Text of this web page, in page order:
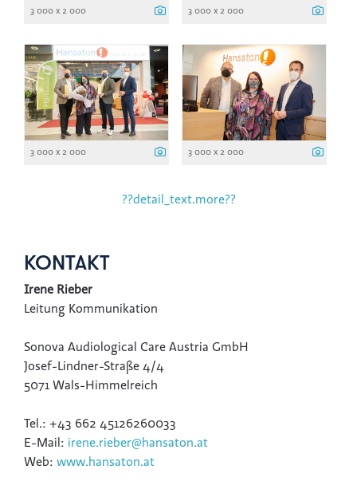
3 000 x 2 000 3 000 x 2 000
3 000 x 2 000 3 000 x 2 000
??detail_text.more??
KONTAKT
Irene Rieber
Leitung Kommunikation
Sonova Audiological Care Austria GmbH
Josef-Lindner-Straße 4/4
5071 Wals-Himmelreich
Tel.: +43 662 45126260033
E-Mail: irene.rieber@hansaton.at
Web: www.hansaton.at